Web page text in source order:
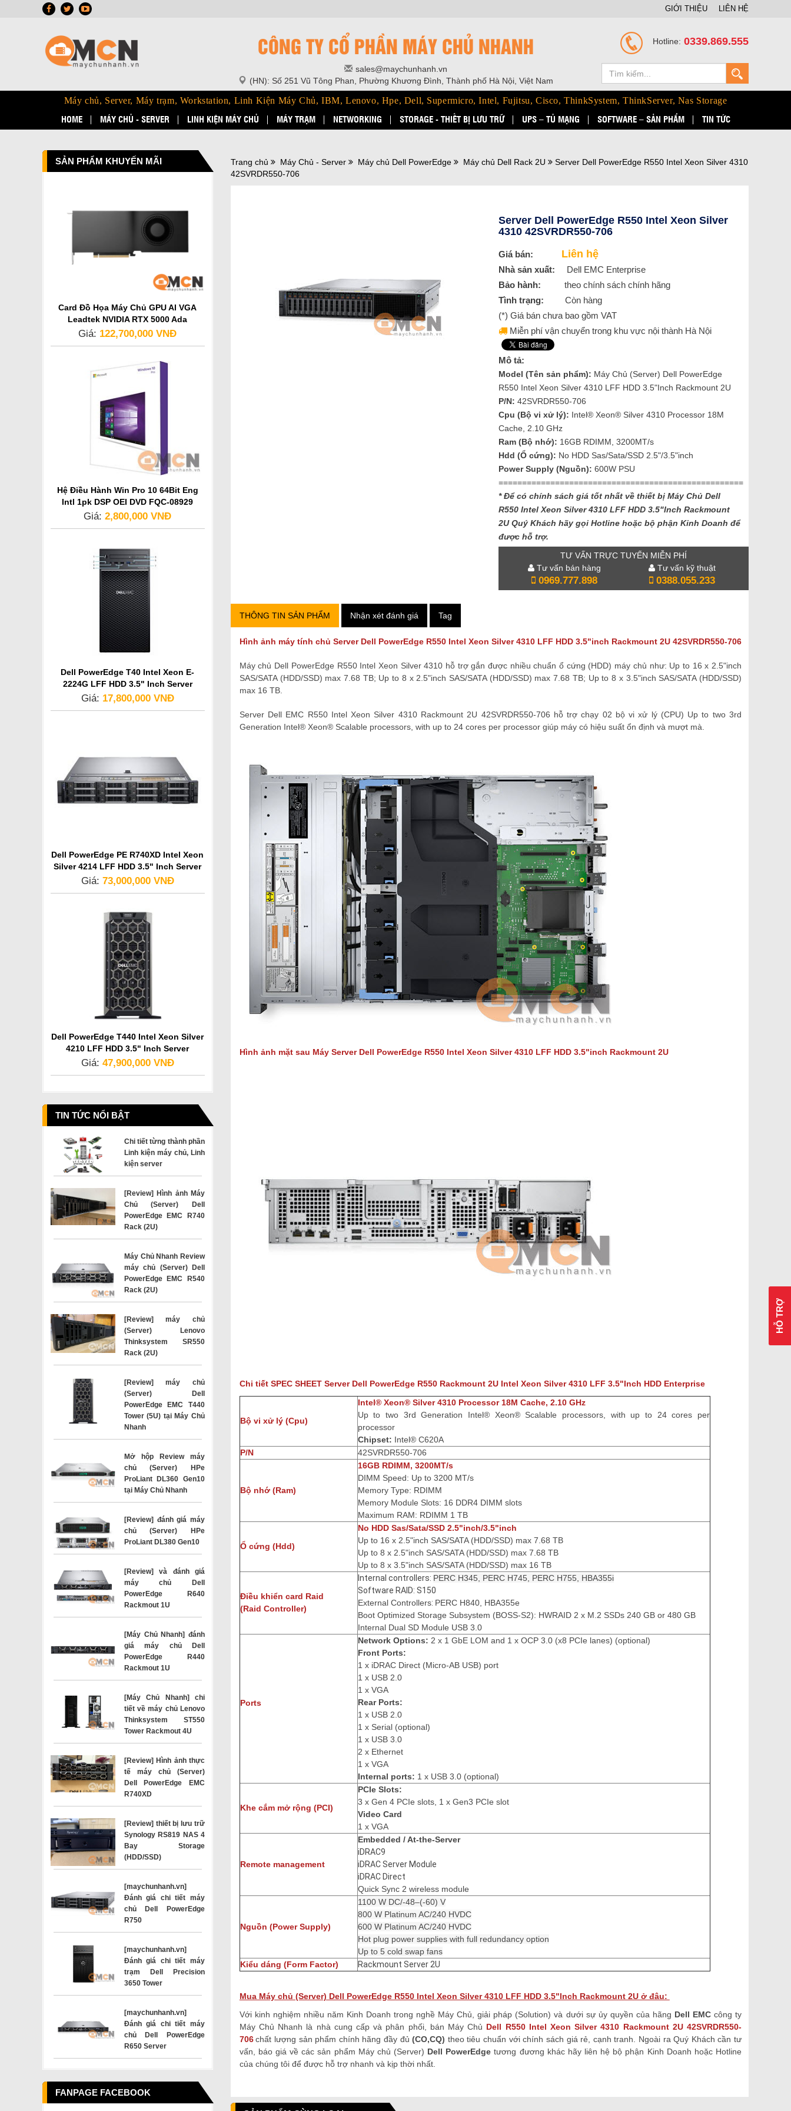
GIỚI THIỆU LIÊN HỆ
CÔNG TY CỔ PHẦN MÁY CHỦ NHANH
sales@maychunhanh.vn
(HN): Số 251 Vũ Tông Phan, Phường Khương Đình, Thành phố Hà Nội, Việt Nam
Hotline: 0339.869.555
Máy chủ, Server, Máy trạm, Workstation, Linh Kiện Máy Chủ, IBM, Lenovo, Hpe, Dell, Supermicro, Intel, Fujitsu, Cisco, ThinkSystem, ThinkServer, Nas Storage
HOME MÁY CHỦ - SERVER LINH KIỆN MÁY CHỦ MÁY TRẠM NETWORKING STORAGE - THIẾT BỊ LƯU TRỮ UPS – TỦ MẠNG SOFTWARE – SẢN PHẨM TIN TỨC
HỖ TRỢ
SẢN PHẨM KHUYẾN MÃI
Card Đồ Họa Máy Chủ GPU AI VGA
Leadtek NVIDIA RTX 5000 Ada
Generation
Giá: 122,700,000 VNĐ
Hệ Điều Hành Win Pro 10 64Bit Eng
Intl 1pk DSP OEI DVD FQC-08929
Giá:2,800,000 VNĐ
Dell PowerEdge T40 Intel Xeon E-
2224G LFF HDD 3.5" Inch Server
Giá: 17,800,000 VNĐ
Dell PowerEdge PE R740XD Intel Xeon
Silver 4214 LFF HDD 3.5" Inch Server
Giá: 73,000,000 VNĐ
Dell PowerEdge T440 Intel Xeon Silver
4210 LFF HDD 3.5" Inch Server
Giá: 47,900,000 VNĐ
TIN TỨC NỔI BẬT
Chi tiết từng thành phần
Linh kiện máy chủ, Linh
kiện server
[Review] Hình ảnh Máy
Chủ (Server) Dell
PowerEdge EMC R740
Rack (2U)
Máy Chủ Nhanh Review
máy chủ (Server) Dell
PowerEdge EMC R540
Rack (2U)
[Review] máy chủ
(Server) Lenovo
Thinksystem SR550
Rack (2U)
[Review] máy chủ
(Server) Dell
PowerEdge EMC T440
Tower (5U) tại Máy Chủ
Nhanh
Mở hộp Review máy
chủ (Server) HPe
ProLiant DL360 Gen10
tại Máy Chủ Nhanh
[Review] đánh giá máy
chủ (Server) HPe
ProLiant DL380 Gen10
[Review] và đánh giá
máy chủ Dell
PowerEdge R640
Rackmout 1U
[Máy Chủ Nhanh] đánh
giá máy chủ Dell
PowerEdge R440
Rackmout 1U
[Máy Chủ Nhanh] chi
tiết về máy chủ Lenovo
Thinksystem ST550
Tower Rackmout 4U
[Review] Hình ảnh thực
tế máy chủ (Server)
Dell PowerEdge EMC
R740XD
[Review] thiết bị lưu trữ
Synology RS819 NAS 4
Bay Storage
(HDD/SSD)
[maychunhanh.vn]
Đánh giá chi tiết máy
chủ Dell PowerEdge
R750
[maychunhanh.vn]
Đánh giá chi tiết máy
trạm Dell Precision
3650 Tower
[maychunhanh.vn]
Đánh giá chi tiết máy
chủ Dell PowerEdge
R650 Server
FANPAGE FACEBOOK
Trang chủ Máy Chủ - Server Máy chủ Dell PowerEdge Máy chủ Dell Rack 2U
Server Dell PowerEdge R550 Intel Xeon Silver 4310
42SVRDR550-706
Server Dell PowerEdge R550 Intel Xeon Silver
4310 42SVRDR550-706
Giá bán: Liên hệ
Nhà sản xuất: Dell EMC Enterprise
Bảo hành: theo chính sách chính hãng
Tình trạng: Còn hàng
(*) Giá bán chưa bao gồm VAT
Miễn phí vận chuyển trong khu vực nội thành Hà Nội
Mô tả:
Model (Tên sản phẩm): Máy Chủ (Server) Dell PowerEdge
R550 Intel Xeon Silver 4310 LFF HDD 3.5"Inch Rackmount 2U
P/N: 42SVRDR550-706
Cpu (Bộ vi xử lý): Intel® Xeon® Silver 4310 Processor 18M
Cache, 2.10 GHz
Ram (Bộ nhớ): 16GB RDIMM, 3200MT/s
Hdd (Ổ cứng): No HDD Sas/Sata/SSD 2.5"/3.5"inch
Power Supply (Nguồn): 600W PSU
====================================================
* Để có chính sách giá tốt nhất về thiết bị Máy Chủ Dell
R550 Intel Xeon Silver 4310 LFF HDD 3.5"Inch Rackmount
2UQuý Khách hãy gọi Hotline hoặc bộ phận Kinh Doanh để
được hỗ trợ.
TƯ VẤN TRỰC TUYẾN MIỄN PHÍ
Tư vấn bán hàng
0969.777.898
Tư vấn kỹ thuật
0388.055.233
THÔNG TIN SẢN PHẨM Nhận xét đánh giá Tag
Hình ảnh máy tính chủ Server Dell PowerEdge R550 Intel Xeon Silver 4310 LFF HDD 3.5"inch Rackmount 2U 42SVRDR550-706
Máy chủ Dell PowerEdge R550 Intel Xeon Silver 4310 hỗ trợ gắn được nhiều chuẩn ổ cứng (HDD) máy chủ như: Up to 16 x 2.5"inch
SAS/SATA (HDD/SSD) max 7.68 TB; Up to 8 x 2.5"inch SAS/SATA (HDD/SSD) max 7.68 TB; Up to 8 x 3.5"inch SAS/SATA (HDD/SSD)
max 16 TB.
Server Dell EMC R550 Intel Xeon Silver 4310 Rackmount 2U 42SVRDR550-706 hỗ trợ chạy 02 bộ vi xử lý (CPU) Up to two 3rd
Generation Intel® Xeon® Scalable processors, with up to 24 cores per processor giúp máy có hiệu suất ổn định và mượt mà.
Hình ảnh mặt sau Máy Server Dell PowerEdge R550 Intel Xeon Silver 4310 LFF HDD 3.5"inch Rackmount 2U
Chi tiết SPEC SHEET Server Dell PowerEdge R550 Rackmount 2U Intel Xeon Silver 4310 LFF 3.5"Inch HDD Enterprise
Bộ vi xử lý (Cpu)
Intel® Xeon® Silver 4310 Processor 18M Cache, 2.10 GHz
Up to two 3rd Generation Intel® Xeon® Scalable processors, with up to 24 cores per
processor
Chipset: Intel® C620A
P/N
42SVRDR550-706
Bộ nhớ (Ram)
16GB RDIMM, 3200MT/s
DIMM Speed: Up to 3200 MT/s
Memory Type: RDIMM
Memory Module Slots: 16 DDR4 DIMM slots
Maximum RAM: RDIMM 1 TB
Ổ cứng (Hdd)
No HDD Sas/Sata/SSD 2.5"inch/3.5"inch
Up to 16 x 2.5"inch SAS/SATA (HDD/SSD) max 7.68 TB
Up to 8 x 2.5"inch SAS/SATA (HDD/SSD) max 7.68 TB
Up to 8 x 3.5"inch SAS/SATA (HDD/SSD) max 16 TB
Điều khiển card Raid
(Raid Controller)
Internal controllers: PERC H345, PERC H745, PERC H755, HBA355i
Software RAID: S150
External Controllers: PERC H840, HBA355e
Boot Optimized Storage Subsystem (BOSS-S2): HWRAID 2 x M.2 SSDs 240 GB or 480 GB
Internal Dual SD Module USB 3.0
Ports
Network Options: 2 x 1 GbE LOM and 1 x OCP 3.0 (x8 PCIe lanes) (optional)
Front Ports:
1 x iDRAC Direct (Micro-AB USB) port
1 x USB 2.0
1 x VGA
Rear Ports:
1 x USB 2.0
1 x Serial (optional)
1 x USB 3.0
2 x Ethernet
1 x VGA
Internal ports: 1 x USB 3.0 (optional)
Khe cắm mở rộng (PCI)
PCIe Slots:
3 x Gen 4 PCIe slots, 1 x Gen3 PCIe slot
Video Card
1 x VGA
Remote management
Embedded / At-the-Server
iDRAC9
iDRAC Server Module
iDRAC Direct
Quick Sync 2 wireless module
Nguồn (Power Supply)
1100 W DC/-48–(-60) V
800 W Platinum AC/240 HVDC
600 W Platinum AC/240 HVDC
Hot plug power supplies with full redundancy option
Up to 5 cold swap fans
Kiểu dáng (Form Factor)
Rackmount Server 2U
Mua Máy chủ (Server) Dell PowerEdge R550 Intel Xeon Silver 4310 LFF HDD 3.5"Inch Rackmount 2U ở đâu:
Với kinh nghiệm nhiều năm Kinh Doanh trong nghề Máy Chủ, giải pháp (Solution) và dưới sự ủy quyền của hãng Dell EMC công ty
Máy Chủ Nhanh là nhà cung cấp và phân phối, bán Máy Chủ Dell R550 Intel Xeon Silver 4310 Rackmount 2U 42SVRDR550-
706 chất lượng sản phẩm chính hãng đầy đủ(CO,CQ) theo tiêu chuẩn với chính sách giá rẻ, cạnh tranh. Ngoài ra Quý Khách cần tư
vấn, báo giá về các sản phẩm Máy chủ (Server) Dell PowerEdge tương đương khác hãy liên hệ bộ phận Kinh Doanh hoặc Hotline
của chúng tôi để được hỗ trợ nhanh và kịp thời nhất.